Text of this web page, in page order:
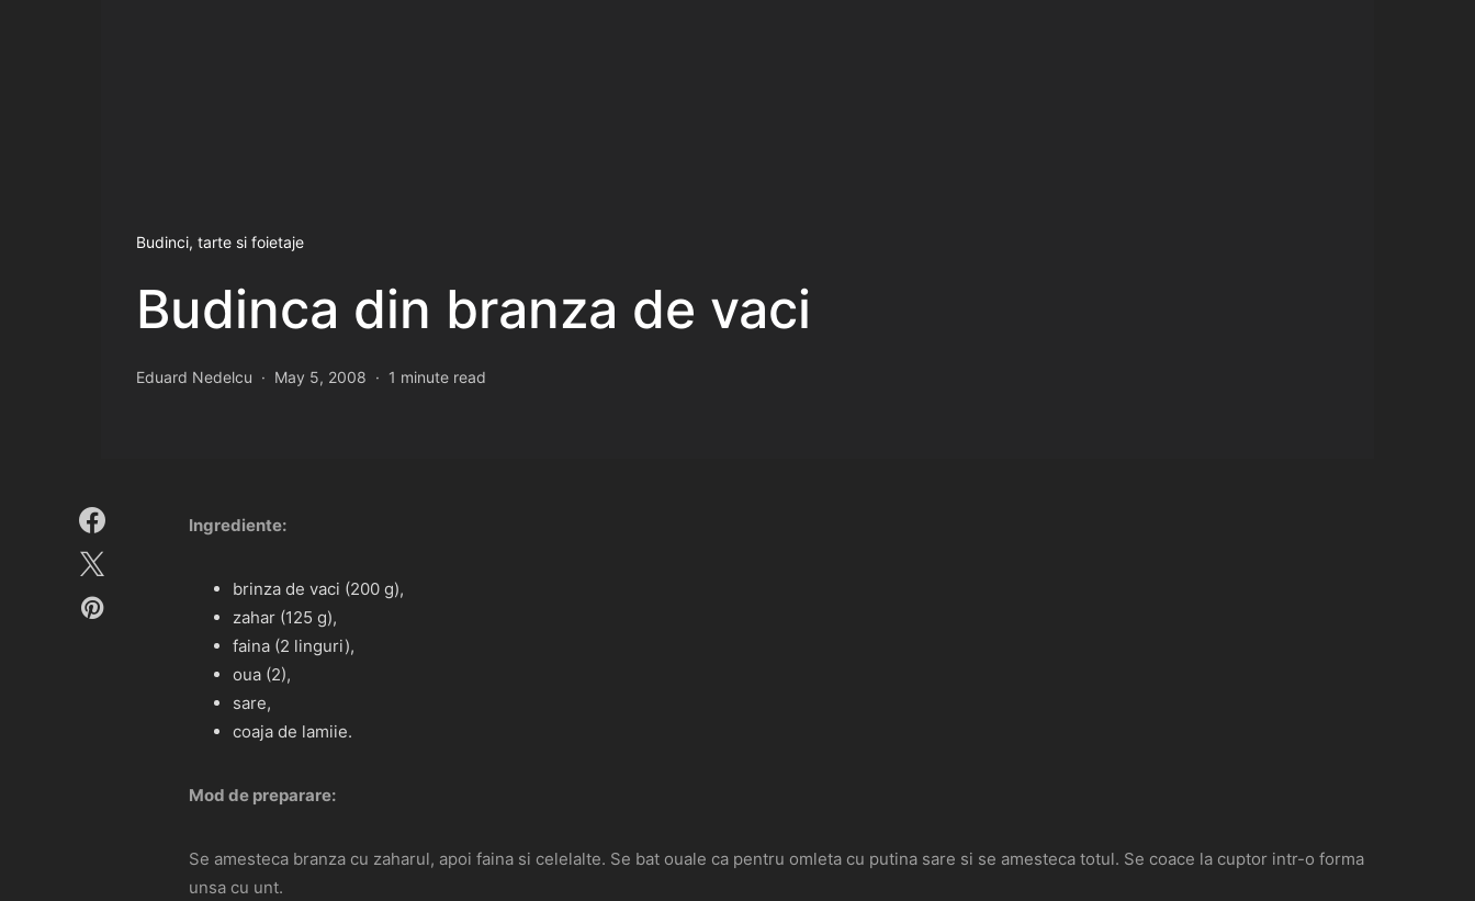
Budinci, tarte si foietaje
Budinca din branza de vaci
Eduard Nedelcu May 5, 2008 1 minute read
Ingrediente:
brinza de vaci (200 g),
zahar (125 g),
faina (2 linguri),
oua (2),
sare,
coaja de lamiie.
Mod de preparare:
Se amesteca branza cu zaharul, apoi faina si celelalte. Se bat ouale ca pentru omleta cu putina sare si se amesteca totul. Se coace la cuptor intr-o forma
unsa cu unt.